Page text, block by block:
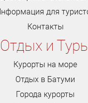
для
Контакты
Отдых и
Курорты на море
Отдых в Батуми
Города курорты